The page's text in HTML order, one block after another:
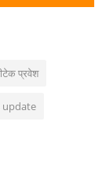
प्रवेश
update